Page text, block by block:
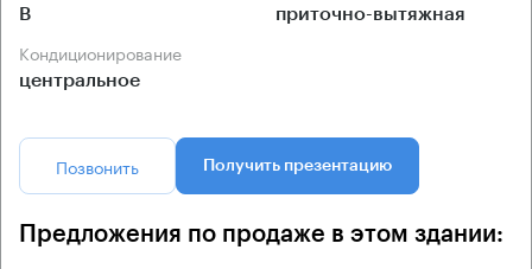
B приточно-вытяжная
Кондиционирование
центральное
Позвонить Получить презентацию
Предложения по продаже в этом здании: